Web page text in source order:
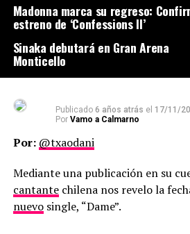
Madonna marca su regreso:
estreno de ‘Confessions II’
Sinaka debutará en Gran Arena
Monticello
Publicado 6 años atrás el 17/11/
Por Vamo a Calmarno
Por: @txaodani
Mediante una publicación en su
cantantechilena nos revelo la
nuevosingle, “Dame”.